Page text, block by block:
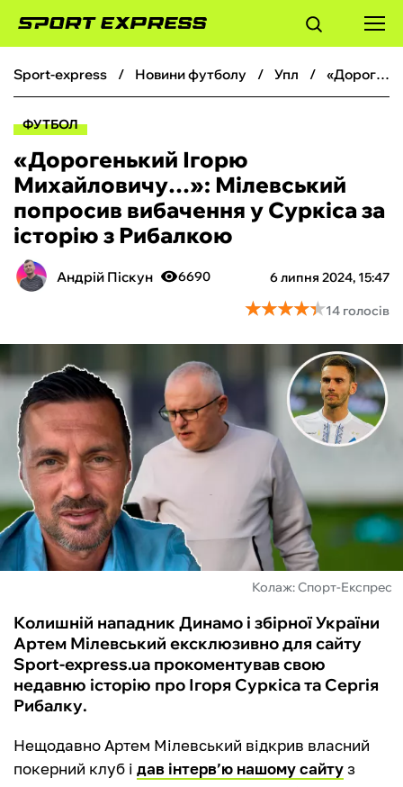
ФУТБОЛ
БОКС
ХОКЕЙ
ТЕНІС
КІБЕРСПОРТ
ЧС-2026
ФУТЗАЛ
ІНШІ
БУКМЕКЕРИ
sport-express новини футболу упл «Дорогенький Ігорю Михайловичу…»: Мілевський попросив вибачення у Суркіса за історію з Рибалкою
ФУТБОЛ
«Дорогенький Ігорю
Михайловичу…»: Мілевський
попросив вибачення у Суркіса за
історію з Рибалкою
Андрій Піскун 6 липня 2024, 15:47
6690
★★★★★
★★★★★14 голосів
Колаж: Спорт-Експрес
Колишній нападник Динамо і збірної України
Артем Мілевський ексклюзивно для сайту
Sport-express.ua прокоментував свою
недавню історію про Ігоря Суркіса та Сергія
Рибалку.
Нещодавно Артем Мілевський відкрив власний
покерний клуб і дав інтерв’ю нашому сайтуз